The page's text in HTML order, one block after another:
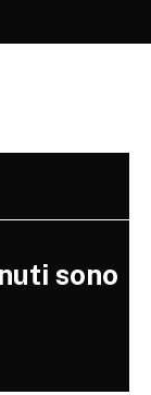
sono